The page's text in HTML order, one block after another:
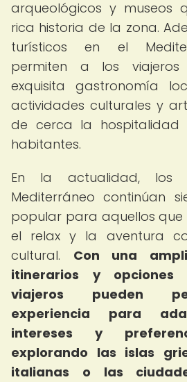
arqueológicos y museos
rica historia de la zona.
turísticos en el
permiten a los
exquisita gastronomía
actividades culturales y
de cerca la hospitalidad
habitantes.
En la actualidad, los
Mediterráneo continúan
popular para aquellos
el relax y la aventura
cultural. Con una
itinerarios y opciones
viajeros pueden
experiencia para
intereses y
explorando las islas
italianas o las